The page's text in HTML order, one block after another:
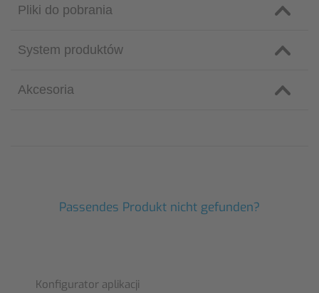
Pliki do pobrania
System produktów
Akcesoria
Passendes Produkt nicht gefunden?
Konfigurator aplikacji